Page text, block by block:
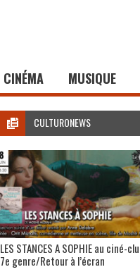
CINÉMA MUSIQUE
CULTURONEWS
LES STANCES A SOPHIE au ciné-
7e genre/Retour à l’écran